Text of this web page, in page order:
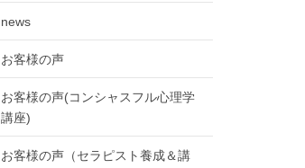
news
お客様の声
お客様の声(コンシャスフル心理学
講座)
お客様の声（セラピスト養成＆講